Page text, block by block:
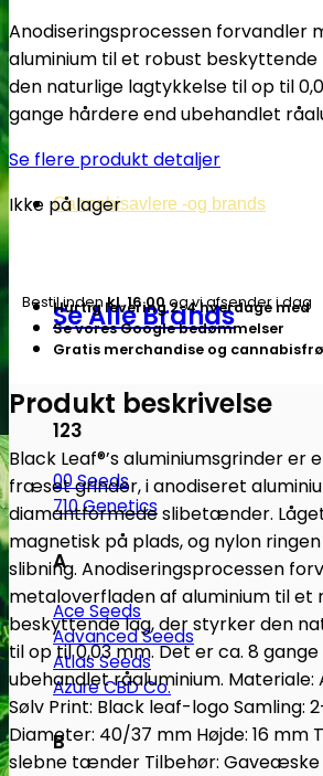
Cannabisavlere -og brands
Se Alle Brands
123
00 Seeds
710 Genetics
A
Ace Seeds
Advanced Seeds
Atlas Seeds
Azure CBD Co.
B
Anodiseringsprocessen forvandler
aluminium til et robust
den naturlige lagtykkelse til op til
gange hårdere end ubehandlet
Se flere produkt detaljer
Ikke på lager
Bestil indenkl. 16.00og vi afsender i dag
Hurtig levering 2-4 hverdage med
Se vores Google bedømmelser
Gratis merchandise og
Produkt beskrivelse
Black Leaf®’s aluminiumsgrinder er
fræset grinder, i anodiseret
diamantformede slibetænder.
magnetisk på plads, og nylon
slibning. Anodiseringsprocessen
metaloverfladen af ​​aluminium til et
beskyttende lag, der styrker den
til op til 0,03 mm. Det er ca. 8
ubehandlet råaluminium. Materiale:
Sølv Print: Black leaf-logo Samling:
Diameter: 40/37 mm Højde: 16
slebne tænder Tilbehør: Gaveæske